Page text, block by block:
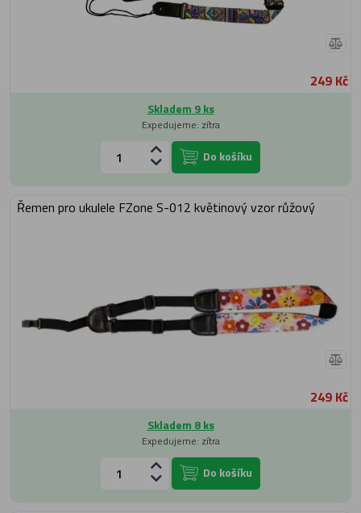
249 Kč
Skladem 9 ks
Expedujeme: zítra
Do košíku
Řemen pro ukulele FZone S-012 květinový vzor růžový
249 Kč
Skladem 8 ks
Expedujeme: zítra
Do košíku